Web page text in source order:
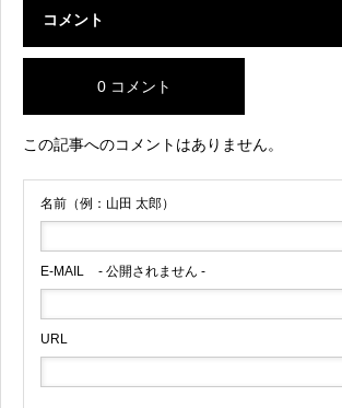
コメント
0 コメント
この記事へのコメントはありません。
名前（例：山田 太郎）
E-MAIL - 公開されません -
URL